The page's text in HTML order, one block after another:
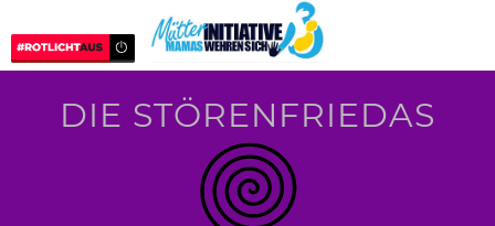
DIE STÖRENFRIEDAS